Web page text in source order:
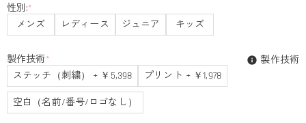
性別:*
メンズ
レディース ジュニア キッズ
製作技術*
ステッチ（刺繍） + ￥5,398
プリント + ￥1,978
空白（名前/番号/ロゴなし）
製作技術